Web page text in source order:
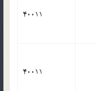
40011
40011